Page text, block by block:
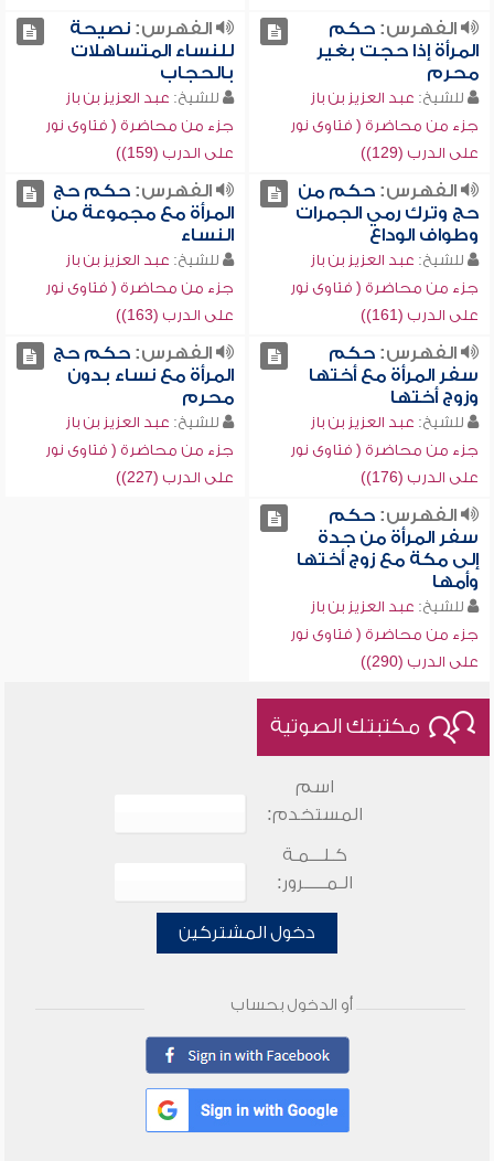
الفهرس:حكم
المرأة إذا حجت بغير
محرم
للشيخ: عبد العزيز بن باز
جزء من محاضرة ( فتاوى نور
على الدرب (129))
الفهرس:نصيحة
للنساء المتساهلات
بالحجاب
للشيخ: عبد العزيز بن باز
جزء من محاضرة ( فتاوى نور
على الدرب (159))
الفهرس:حكم من
حج وترك رمي الجمرات
وطواف الوداع
للشيخ: عبد العزيز بن باز
جزء من محاضرة ( فتاوى نور
على الدرب (161))
الفهرس:حكم حج
المرأة مع مجموعة من
النساء
للشيخ: عبد العزيز بن باز
جزء من محاضرة ( فتاوى نور
على الدرب (163))
الفهرس:حكم
سفر المرأة مع أختها
وزوج أختها
للشيخ: عبد العزيز بن باز
جزء من محاضرة ( فتاوى نور
على الدرب (176))
الفهرس:حكم حج
المرأة مع نساء بدون
محرم
للشيخ: عبد العزيز بن باز
جزء من محاضرة ( فتاوى نور
على الدرب (227))
الفهرس:حكم
سفر المرأة من جدة
إلى مكة مع زوج أختها
وأمها
للشيخ: عبد العزيز بن باز
جزء من محاضرة ( فتاوى نور
على الدرب (290))
مكتبتك الصوتية
اسم
المستخدم:
كـلـــمـة
الـمـــــرور:
دخول المشتركين
أو الدخول بحساب